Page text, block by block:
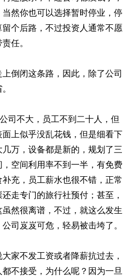
然你也可以选择暂时停业，停
个后路，不过投资人通常不愿
任。
倒闭这条路，因此，除了公司
司不大，员工不到二十人，但
上似乎没乱花钱，但是细看下
万，设备都是新的，规划了三
空间利用率不到一半，有免费
充，员工薪水也很不错，正常
走专门的旅行社预付；甚至，
然很离谱，不过，就这么发生
司岌岌可危，轻易被击垮了。
家不发工资或者降薪抗过去，
不接受，为什么呢？因为一旦